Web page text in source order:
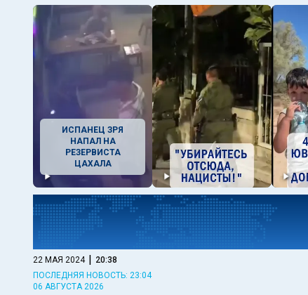
ИСПАНЕЦ ЗРЯ
НАПАЛ НА
РЕЗЕРВИСТА
ЦАХАЛА
22 МАЯ 2024 | 20:38
ПОСЛЕДНЯЯ НОВОСТЬ: 23:04
06 АВГУСТА 2026